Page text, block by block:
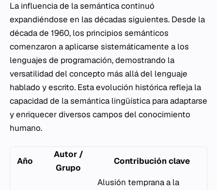
La influencia de la semántica continuó
expandiéndose en las décadas siguientes. Desde la
década de 1960, los principios semánticos
comenzaron a aplicarse sistemáticamente a los
lenguajes de programación, demostrando la
versatilidad del concepto más allá del lenguaje
hablado y escrito. Esta evolución histórica refleja la
capacidad de la semántica lingüística para adaptarse
y enriquecer diversos campos del conocimiento
humano.
Año
Autor /
Grupo
Contribución clave
Alusión temprana a la